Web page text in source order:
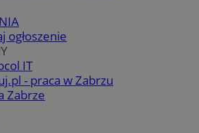
ogłoszenie
IT
- praca w Zabrzu
Zabrze